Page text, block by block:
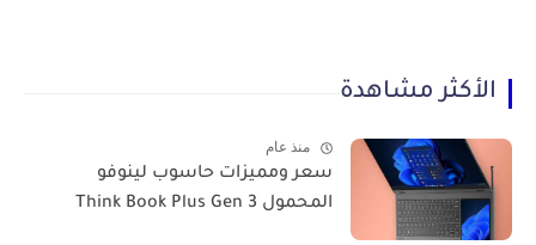
الأكثر مشاهدة
منذ عام
سعر ومميزات حاسوب لينوفو
المحمول Think Book Plus Gen 3